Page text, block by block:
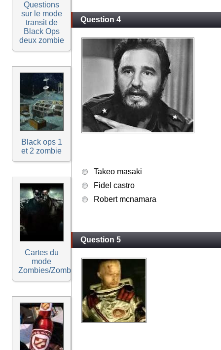
Questions
sur le mode
transit de
Black Ops
deux zombie
Black ops 1
et 2 zombie
Cartes du
mode
Zombies/Zombie
Question 4
Takeo masaki
Fidel castro
Robert mcnamara
Question 5